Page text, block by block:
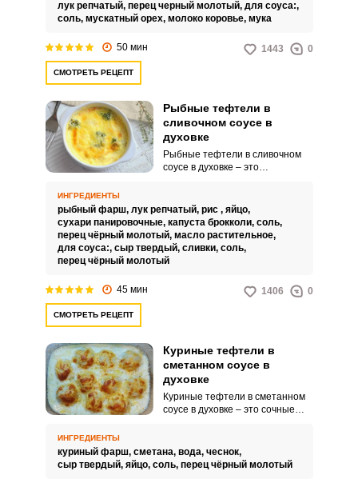
лук репчатый, перец черный молотый, для соуса:,
соль, мускатный орех, молоко коровье, мука
50 мин 1443 0
СМОТРЕТЬ РЕЦЕПТ
Рыбные тефтели в
сливочном соусе в
духовке
Рыбные тефтели в сливочном
соусе в духовке – это
предлагаю вкусный, простой и
полезный пошаговый вариант
приготовления этого блюда,
который можно будет сочетать с
вашим любимым гарниром,
ИНГРЕДИЕНТЫ
рыбный фарш, лук репчатый, рис , яйцо,
сухари панировочные, капуста брокколи, соль,
перец чёрный молотый, масло растительное,
для соуса:, сыр твердый, сливки, соль,
перец чёрный молотый
45 мин 1406 0
СМОТРЕТЬ РЕЦЕПТ
Куриные тефтели в
сметанном соусе в
духовке
Куриные тефтели в сметанном
соусе в духовке – это сочные
насыщенных кисломолочных
продуктов. Поджаренные
ИНГРЕДИЕНТЫ
куриный фарш, сметана, вода, чеснок,
сыр твердый, яйцо, соль, перец чёрный молотый